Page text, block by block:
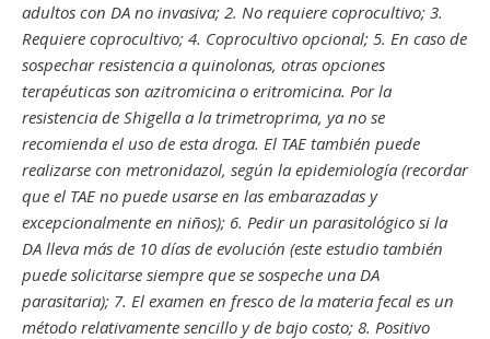
adultos con DA no invasiva; 2. No requiere coprocultivo; 3.
Requiere coprocultivo; 4. Coprocultivo opcional; 5. En caso de
sospechar resistencia a quinolonas, otras opciones
terapéuticas son azitromicina o eritromicina. Por la
resistencia de Shigella a la trimetroprima, ya no se
recomienda el uso de esta droga. El TAE también puede
realizarse con metronidazol, según la epidemiología (recordar
que el TAE no puede usarse en las embarazadas y
excepcionalmente en niños); 6. Pedir un parasitológico si la
DA lleva más de 10 días de evolución (este estudio también
puede solicitarse siempre que se sospeche una DA
parasitaria); 7. El examen en fresco de la materia fecal es un
método relativamente sencillo y de bajo costo; 8. Positivo